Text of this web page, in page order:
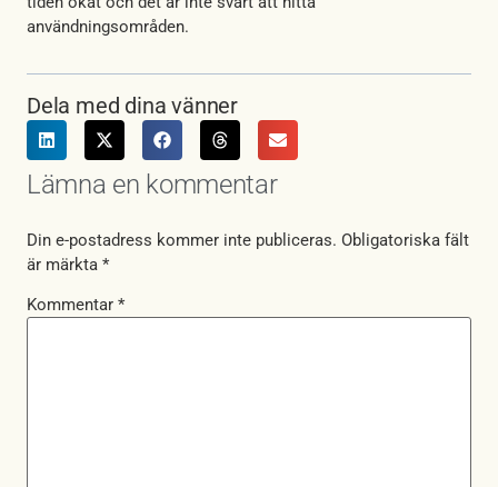
användningsområden.
Dela med dina vänner
Lämna en kommentar
Din e-postadress kommer inte publiceras. Obligatoriska fält
är märkta *
Kommentar *